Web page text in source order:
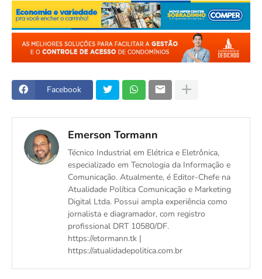
Facebook
Emerson Tormann
Técnico Industrial em Elétrica e Eletrônica,
especializado em Tecnologia da Informação e
Comunicação. Atualmente, é Editor-Chefe na
Atualidade Política Comunicação e Marketing
Digital Ltda. Possui ampla experiência como
jornalista e diagramador, com registro
profissional DRT 10580/DF.
https://etormann.tk |
https://atualidadepolitica.com.br